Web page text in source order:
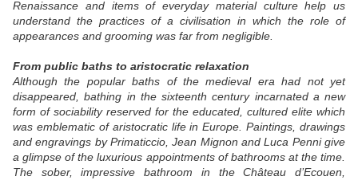
Renaissance and items of everyday material culture help us
understand the practices of a civilisation in which the role of
appearances and grooming was far from negligible.
From public baths to aristocratic relaxation
Although the popular baths of the medieval era had not yet
disappeared, bathing in the sixteenth century incarnated a new
form of sociability reserved for the educated, cultured elite which
was emblematic of aristocratic life in Europe. Paintings, drawings
and engravings by Primaticcio, Jean Mignon and Luca Penni give
a glimpse of the luxurious appointments of bathrooms at the time.
The sober, impressive bathroom in the Château d’Ecouen,